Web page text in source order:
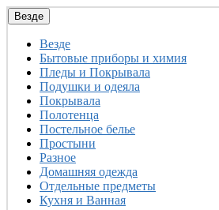
Везде
Везде
Бытовые приборы и химия
Пледы и Покрывала
Подушки и одеяла
Покрывала
Полотенца
Постельное белье
Простыни
Разное
Домашняя одежда
Отдельные предметы
Кухня и Ванная